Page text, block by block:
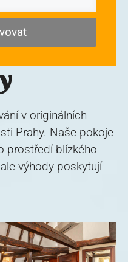
v originálních
Prahy. Naše pokoje
prostředí blízkého
výhody poskytují